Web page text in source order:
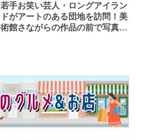
若手お笑い芸人・ロングアイラン
ドがアートのある団地を訪問！美
術館さながらの作品の前で写真撮